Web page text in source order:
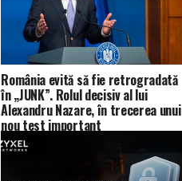
România evită să fie retrogradată
în „JUNK”. Rolul decisiv al lui
Alexandru Nazare, în trecerea unui
nou test important